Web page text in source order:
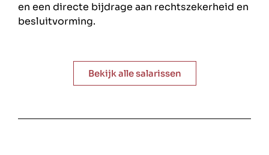
en een directe bijdrage aan rechtszekerheid en
besluitvorming.
Bekijk alle salarissen